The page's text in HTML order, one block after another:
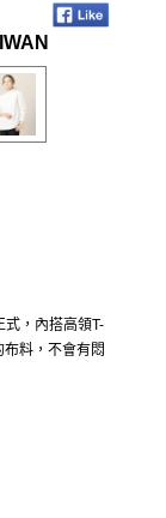
式，內搭高領T-
料，不會有悶